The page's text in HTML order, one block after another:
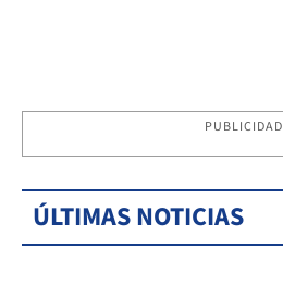
PUBLICIDAD
ÚLTIMAS NOTICIAS